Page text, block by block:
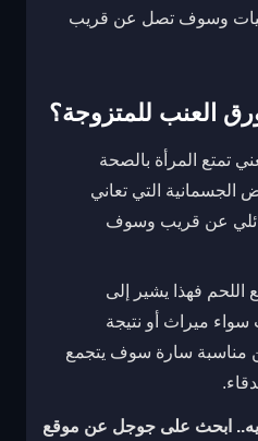
وسوف تصل عن قريب
العنب للمتزوجة؟
تمتع المرأة بالصحة
الجسمانية التي تعاني
عن قريب وسوف
اللحم فهذا يشير إلى
ميراث أو نتيجة
مناسبة سارة سوف يتجمع
ابحث على جوجل عن موقع